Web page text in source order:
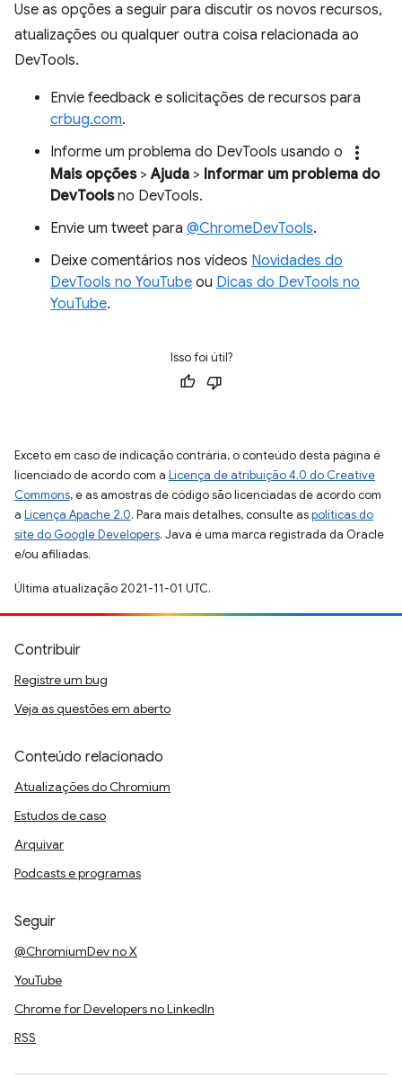
Use as opções a seguir para discutir os novos recursos,
atualizações ou qualquer outra coisa relacionada ao
DevTools.
Envie feedback e solicitações de recursos para
crbug.com.
Informe um problema do DevTools usando o
more_vert
Mais opções>Ajuda > Informar um problema do
DevToolsno DevTools.
Envie um tweet para @ChromeDevTools.
Deixe comentários nos vídeos Novidades do
DevTools no YouTube ou Dicas do DevTools no
YouTube.
Isso foi útil?
Exceto em caso de indicação contrária, o conteúdo desta página é
licenciado de acordo com a Licença de atribuição 4.0 do Creative
Commons, e as amostras de código são licenciadas de acordo com
a Licença Apache 2.0. Para mais detalhes, consulte aspolíticas do
site do Google Developers. Java é uma marca registrada da Oracle
e/ou afiliadas.
Última atualização 2021-11-01 UTC.
Contribuir
Registre um bug
Veja as questões em aberto
Conteúdo relacionado
Atualizações do Chromium
Estudos de caso
Arquivar
Podcasts e programas
Seguir
@ChromiumDev no X
YouTube
Chrome for Developers no LinkedIn
RSS